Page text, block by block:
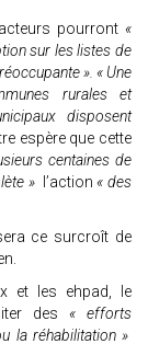
pourront «
sur les listes de
». « Une
rurales et
disposent
espère que cette
centaines de
» l’action « des
ce surcroît de
et les ehpad, le
des « efforts
la réhabilitation »